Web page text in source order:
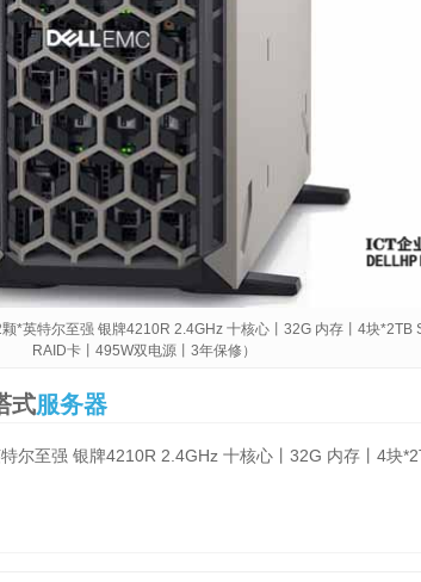
颗*英特尔至强 银牌4210R 2.4GHz 十核心丨32G 内存丨4块*2TB
RAID卡丨495W双电源丨3年保修）
式服务器
特尔至强 银牌4210R 2.4GHz 十核心丨32G 内存丨4块